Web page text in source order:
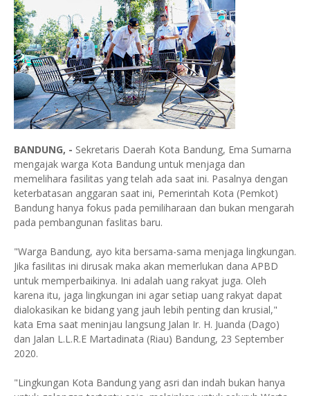
BANDUNG, - Sekretaris Daerah Kota Bandung, Ema Sumarna
mengajak warga Kota Bandung untuk menjaga dan
memelihara fasilitas yang telah ada saat ini. Pasalnya dengan
keterbatasan anggaran saat ini, Pemerintah Kota (Pemkot)
Bandung hanya fokus pada pemiliharaan dan bukan mengarah
pada pembangunan faslitas baru.
"Warga Bandung, ayo kita bersama-sama menjaga lingkungan.
Jika fasilitas ini dirusak maka akan memerlukan dana APBD
untuk memperbaikinya. Ini adalah uang rakyat juga. Oleh
karena itu, jaga lingkungan ini agar setiap uang rakyat dapat
dialokasikan ke bidang yang jauh lebih penting dan krusial,"
kata Ema saat meninjau langsung Jalan Ir. H. Juanda (Dago)
dan Jalan L.L.R.E Martadinata (Riau) Bandung, 23 September
2020.
"Lingkungan Kota Bandung yang asri dan indah bukan hanya